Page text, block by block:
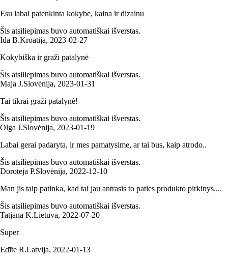
Esu labai patenkinta kokybe, kaina ir dizainu
Šis atsiliepimas buvo automatiškai išverstas.
Ida B.Kroatija, 2023‑02‑27
Kokybiška ir graži patalynė
Šis atsiliepimas buvo automatiškai išverstas.
Maja J.Slovėnija, 2023‑01‑31
Tai tikrai graži patalynė!
Šis atsiliepimas buvo automatiškai išverstas.
Olga J.Slovėnija, 2023‑01‑19
Labai gerai padaryta, ir mes pamatysime, ar tai bus, kaip atrodo..
Šis atsiliepimas buvo automatiškai išverstas.
Doroteja P.Slovėnija, 2022‑12‑10
Man jis taip patinka, kad tai jau antrasis to paties produkto pirkinys....
Šis atsiliepimas buvo automatiškai išverstas.
Tatjana K.Lietuva, 2022‑07‑20
Super
Edīte R.Latvija, 2022‑01‑13